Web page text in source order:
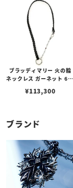
ブラッディマリー 火の輪
ネックレス ガーネット 60c
¥113,300
ブランド